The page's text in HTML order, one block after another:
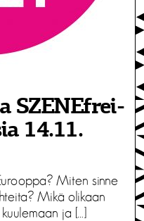
SZENEfrei-
14.11.
Miten sinne
Mikä olikaan
ja […]